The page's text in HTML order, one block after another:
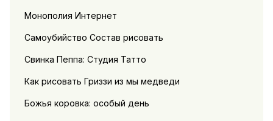
Монополия Интернет
Самоубийство Состав рисовать
Свинка Пеппа: Студия Татто
Как рисовать Гриззи из мы медведи
Божья коровка: особый день